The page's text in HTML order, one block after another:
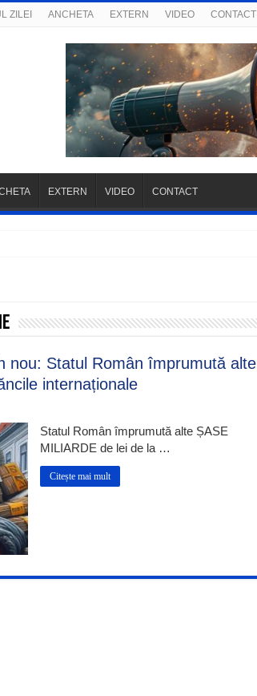
ZILEI ANCHETA EXTERN VIDEO CONTACT
EXTERN VIDEO CONTACT
nou: Statul Român împrumută alte
internaționale
Statul Român împrumută alte ȘASE
MILIARDE de lei de la …
Citește mai mult